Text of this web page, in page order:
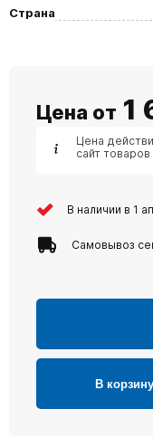
Страна
Цена от 1
Цена
сайт товаров
В наличии в 1
Самовывоз
В корзину